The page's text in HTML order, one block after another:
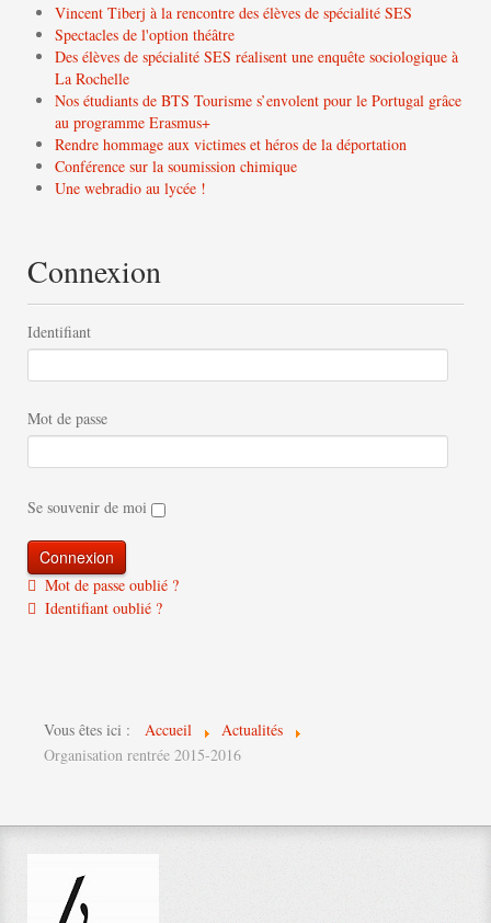
Vincent Tiberj à la rencontre des élèves de spécialité SES
Spectacles de l'option théâtre
Des élèves de spécialité SES réalisent une enquête sociologique à
La Rochelle
Nos étudiants de BTS Tourisme s’envolent pour le Portugal grâce
au programme Erasmus+
Rendre hommage aux victimes et héros de la déportation
Conférence sur la soumission chimique
Une webradio au lycée !
Connexion
Identifiant
Mot de passe
Se souvenir de moi
Mot de passe oublié ?
Identifiant oublié ?
Vous êtes ici : Accueil
Actualités
Organisation rentrée 2015-2016